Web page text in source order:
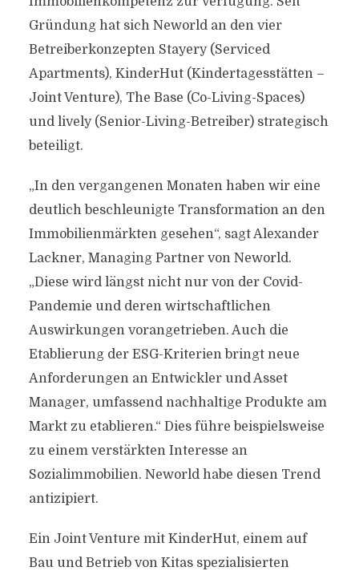
Gründung hat sich Neworld an den vier
Betreiberkonzepten Stayery (Serviced
Apartments), KinderHut (Kindertagesstätten –
Joint Venture), The Base (Co-Living-Spaces)
und lively (Senior-Living-Betreiber) strategisch
beteiligt.
„In den vergangenen Monaten haben wir eine
deutlich beschleunigte Transformation an den
Immobilienmärkten gesehen“, sagt Alexander
Lackner, Managing Partner von Neworld.
„Diese wird längst nicht nur von der Covid-
Pandemie und deren wirtschaftlichen
Auswirkungen vorangetrieben. Auch die
Etablierung der ESG-Kriterien bringt neue
Anforderungen an Entwickler und Asset
Manager, umfassend nachhaltige Produkte am
Markt zu etablieren.“ Dies führe beispielsweise
zu einem verstärkten Interesse an
Sozialimmobilien. Neworld habe diesen Trend
antizipiert.
Ein Joint Venture mit KinderHut, einem auf
Bau und Betrieb von Kitas spezialisierten